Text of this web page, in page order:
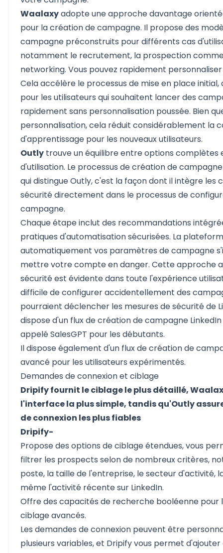
Waalaxyadopte une approche davantage
pour la création de campagne. Il propose des
campagne préconstruits pour différents cas
notamment le recrutement, la prospection
networking. Vous pouvez rapidement
Cela accélère le processus de mise en place initial,
pour les utilisateurs qui souhaitent lancer des
rapidement sans personnalisation poussée. Bien
personnalisation, cela réduit considérablement la
d'apprentissage pour les nouveaux utilisateurs.
Outly trouve un équilibre entre options complètes
d'utilisation. Le processus de création de
qui distingue Outly, c'est la façon dont il intègre les
sécurité directement dans le processus de
campagne.
Chaque étape inclut des recommandations
pratiques d'automatisation sécurisées. La
automatiquement vos paramètres de campagne
mettre votre compte en danger. Cette approche
sécurité est évidente dans toute l'expérience
difficile de configurer accidentellement des
pourraient déclencher les mesures de sécurité de
dispose d'un flux de création de campagne
appelé SalesGPT pour les débutants.
Il dispose également d'un flux de création de
avancé pour les utilisateurs expérimentés.
Demandes de connexion et ciblage
Dripify fournit le ciblage le plus détaillé,
l'interface la plus simple, tandis qu'Outly
de connexion les plus fiables
Dripify-
Propose des options de ciblage étendues, vous
filtrer les prospects selon de nombreux critères,
poste, la taille de l'entreprise, le secteur d'activité,
même l'activité récente sur LinkedIn.
Offre des capacités de recherche booléenne pour
ciblage avancés.
Les demandes de connexion peuvent être
plusieurs variables, et Dripify vous permet